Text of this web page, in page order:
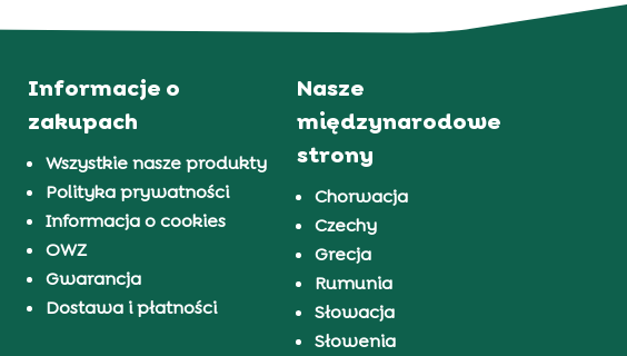
Informacje o
zakupach
Wszystkie nasze produkty
Polityka prywatności
Informacja o cookies
OWZ
Gwarancja
Dostawa i płatności
Nasze
międzynarodowe
strony
Chorwacja
Czechy
Grecja
Rumunia
Słowacja
Słowenia